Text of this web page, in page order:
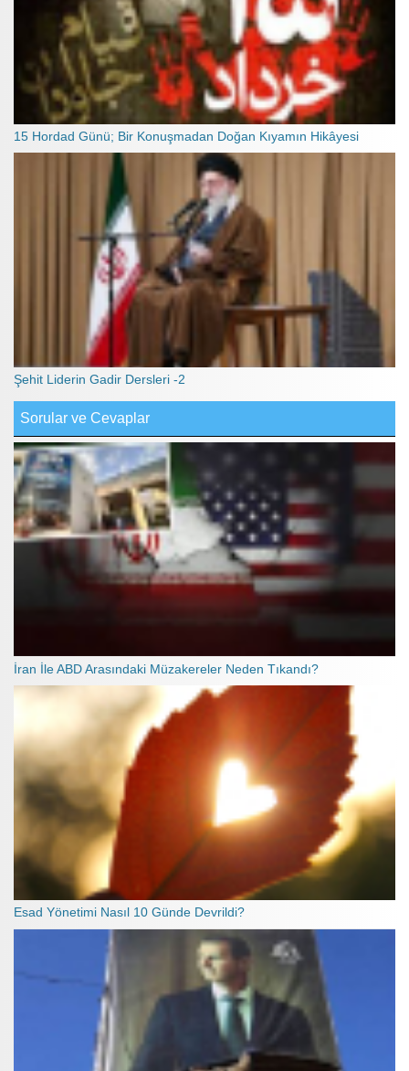
15 Hordad Günü; Bir Konuşmadan Doğan Kıyamın Hikâyesi
Şehit Liderin Gadir Dersleri -2
Sorular ve Cevaplar
İran İle ABD Arasındaki Müzakereler Neden Tıkandı?
Esad Yönetimi Nasıl 10 Günde Devrildi?